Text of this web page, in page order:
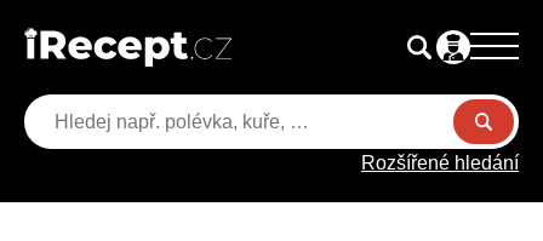
Rozšířené hledání